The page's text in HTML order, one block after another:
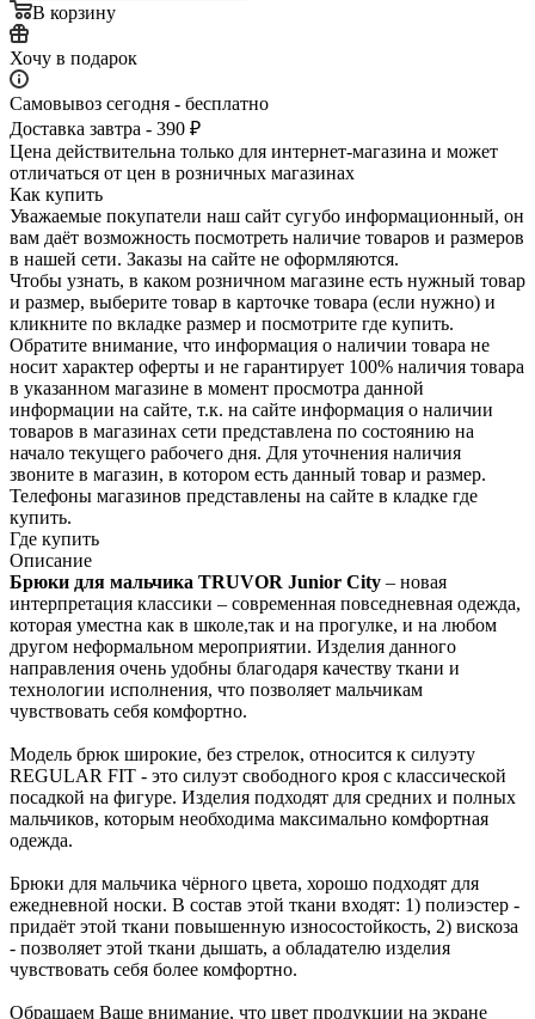
В корзину
Хочу в подарок
Самовывоз сегодня - бесплатно
Доставка завтра - 390 ₽
Цена действительна только для интернет-магазина и может
отличаться от цен в розничных магазинах
Как купить
Уважаемые покупатели наш сайт сугубо инф­ормационный, он
вам даёт возможность пос­мотреть наличие това­ров и размеров
в наш­ей сети. Заказы на сайте не оформляются.
Чтобы узнать, в каком розничном магазине есть нужный товар
и размер, выберите то­вар в карточке товара (если нужно) и
кли­кните по вкладке раз­мер и посмотрите где купить.
Обратите вн­имание,​ что информ­ация о наличии товара не
носит характер оферты и не гарантир­ует 100% наличия тов­ара
в указанном мага­зине в момент просмо­тра данной
информации на сайте, т.к. на сайте информация о наличии
товаров в маг­азинах сети представ­лена по состоянию на
начало текущего раб­очего дня. Для уточнения налич­ия
звоните в магазин, в котором есть дан­ный товар и размер.
Телефоны магазинов представлены на сайте в кладке где
купить.
Где купить
Описание
Брюки для мальчика TRUVOR Junior City – новая
интерпретация классики – современная повседневная одежда,
которая уместна как в школе,так и на прогулке, и на любом
другом неформальном мероприятии. Изделия данного
направления очень удобны благодаря качеству ткани и
технологии исполнения, что позволяет мальчикам
чувствовать себя комфортно.
Модель брюк широкие, без стрелок, относится к силуэту
REGULAR FIT - это силуэт свободного кроя с классической
посадкой на фигуре. Изделия подходят для средних и полных
мальчиков, которым необходима максимально комфортная
одежда.
Брюки для мальчика чёрного цвета, хорошо подходят для
ежедневной носки. В состав этой ткани входят: 1) полиэстер -
придаёт этой ткани повышенную износостойкость, 2) вискоза
- позволяет этой ткани дышать, а обладателю изделия
чувствовать себя более комфортно.
Обращаем Ваше внимание, что цвет продукции на экране